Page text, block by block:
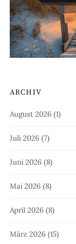
ARCHIV
August 2026 (1)
Juli 2026 (7)
Juni 2026 (8)
Mai 2026 (8)
April 2026 (8)
März 2026 (15)